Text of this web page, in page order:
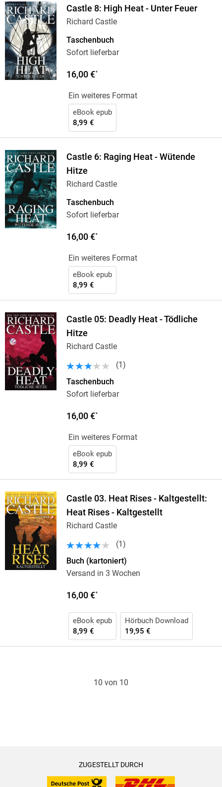
Castle 8: High Heat - Unter Feuer
Richard Castle
Taschenbuch
Sofort lieferbar
16,00 €*
Ein weiteres Format
eBook epub
8,99 €
Castle 6: Raging Heat - Wütende
Hitze
Richard Castle
Taschenbuch
Sofort lieferbar
16,00 €*
Ein weiteres Format
eBook epub
8,99 €
Castle 05: Deadly Heat - Tödliche
Hitze
Richard Castle
(1 )
Taschenbuch
Sofort lieferbar
16,00 €*
Ein weiteres Format
eBook epub
8,99 €
Castle 03. Heat Rises - Kaltgestellt:
Heat Rises - Kaltgestellt
Richard Castle
(1 )
Buch (kartoniert)
Versand in 3 Wochen
16,00 €*
eBook epub
8,99 €
Hörbuch Download
19,95 €
10 von 10
ZUGESTELLT DURCH